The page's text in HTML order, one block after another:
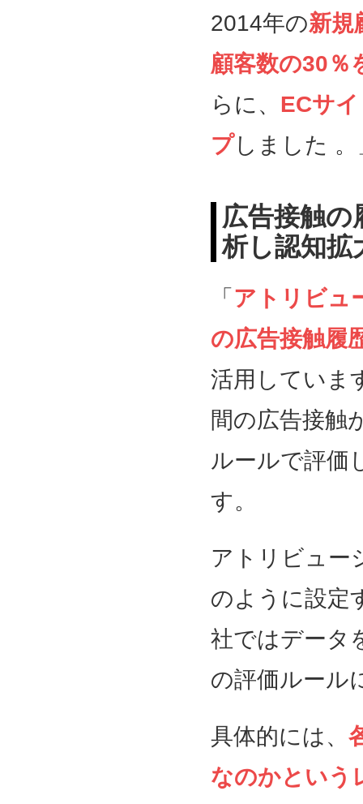
2014年の新規
顧客数の30％
らに、 ECサ
プしました 。
広告接触
析し認知拡
「 アトリビュ
の広告接触履
活用していま
間の広告接触
ルールで評価
す。
アトリビュー
のように設定
社ではデータ
の評価ルール
具体的には、
なのかという